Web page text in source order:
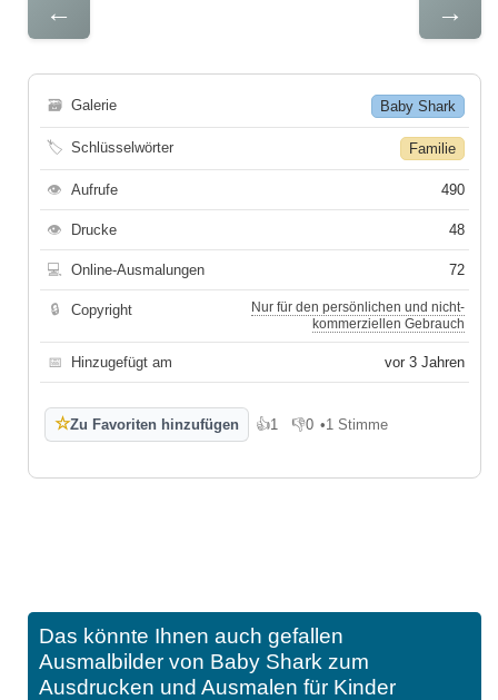
← →
🗃 Galerie Baby Shark
🏷 Schlüsselwörter Familie
👁 Aufrufe 490
👁 Drucke 48
💻 Online-Ausmalungen 72
🔒 Copyright
Nur für den persönlichen und nicht-
kommerziellen Gebrauch
📅 Hinzugefügt am vor 3 Jahren
☆Zu Favoriten hinzufügen 👍1
Gefällt mir
👎0
Gefällt mir nicht
•1 Stimme
Das könnte Ihnen auch gefallen
Ausmalbilder von Baby Shark zum
Ausdrucken und Ausmalen für Kinder